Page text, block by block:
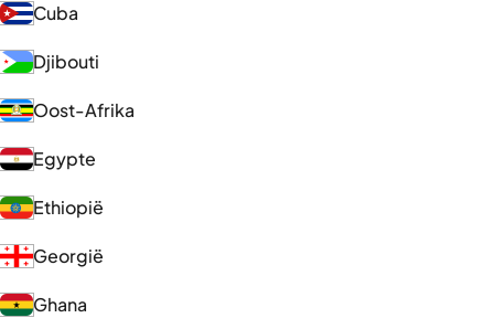
Cuba
Djibouti
Oost-Afrika
Egypte
Ethiopië
Georgië
Ghana